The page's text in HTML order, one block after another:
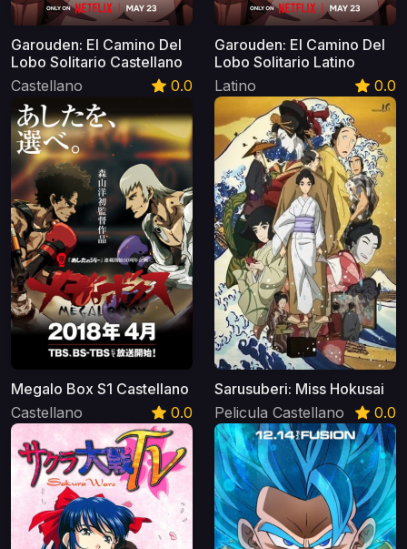
Garouden: El Camino Del
Lobo Solitario Castellano
Castellano
0.0
Garouden: El Camino Del
Lobo Solitario Latino
Latino
0.0
Megalo Box S1 Castellano
Castellano
0.0
Sarusuberi: Miss Hokusai
Pelicula Castellano
0.0